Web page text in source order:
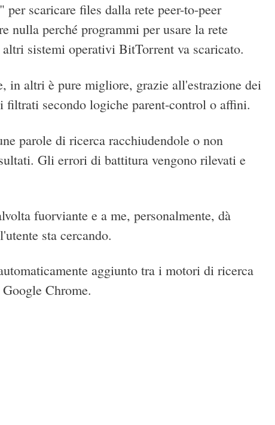
scaricare files dalla rete peer-to-peer
nulla perché programmi per usare la rete
sistemi operativi BitTorrent va scaricato.
in altri è pure migliore, grazie all'estrazione dei
secondo logiche parent-control o affini.
parole di ricerca racchiudendole o non
Gli errori di battitura vengono rilevati e
fuorviante e a me, personalmente, dà
sta cercando.
aggiunto tra i motori di ricerca
Chrome.